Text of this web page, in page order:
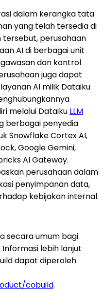
dalam kerangka tata
yang telah tersedia di
tersebut, perusahaan
AI di berbagai unit
dan kontrol
juga dapat
AI milik Dataiku
melalui Dataiku LLM
berbagai penyedia
Snowflake Cortex AI,
Google Gemini,
AI Gateway.
perusahaan dalam
penyimpanan data,
kebijakan internal.
secara umum bagi
Informasi lebih lanjut
dapat diperoleh
cobuild.